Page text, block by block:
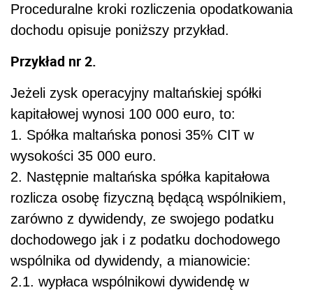
Proceduralne kroki rozliczenia opodatkowania
dochodu opisuje poniższy przykład.
Przykład nr 2.
Jeżeli zysk operacyjny maltańskiej spółki
kapitałowej wynosi 100 000 euro, to:
1. Spółka maltańska ponosi 35% CIT w
wysokości 35 000 euro.
2. Następnie maltańska spółka kapitałowa
rozlicza osobę fizyczną będącą wspólnikiem,
zarówno z dywidendy, ze swojego podatku
dochodowego jak i z podatku dochodowego
wspólnika od dywidendy, a mianowicie:
2.1. wypłaca wspólnikowi dywidendę w